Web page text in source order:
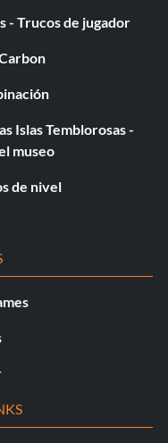
- Trucos de jugador
Islas Temblorosas -
museo
de nivel